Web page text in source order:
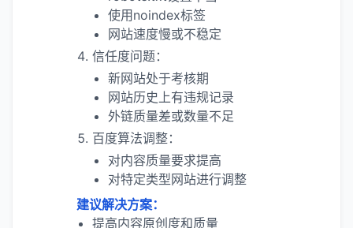
使用noindex标签
网站速度慢或不稳定
信任度问题：
新网站处于考核期
网站历史上有违规记录
外链质量差或数量不足
百度算法调整：
对内容质量要求提高
对特定类型网站进行调整
建议解决方案：
提高内容原创度和质量